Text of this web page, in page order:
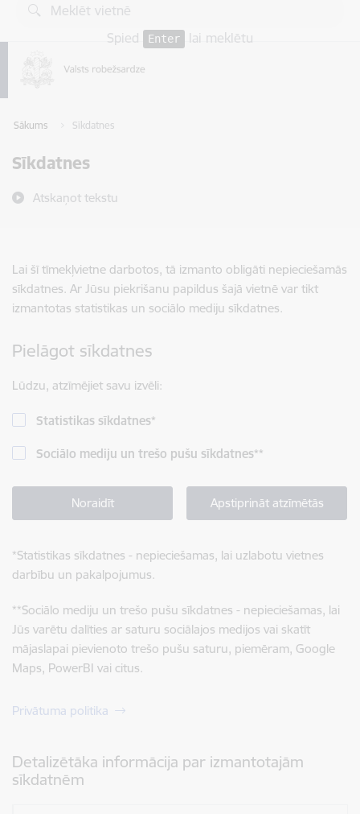
Pāriet uz lapas saturu
Spied
Enter lai meklētu
Sākums Sīkdatnes
Sīkdatnes
Atskaņot tekstu
Lai šī tīmekļvietne darbotos, tā izmanto obligāti nepieciešamās
sīkdatnes. Ar Jūsu piekrišanu papildus šajā vietnē var tikt
izmantotas statistikas un sociālo mediju sīkdatnes.
Pielāgot sīkdatnes
Lūdzu, atzīmējiet savu izvēli:
Statistikas sīkdatnes*
Sociālo mediju un trešo pušu sīkdatnes**
Noraidīt Apstiprināt atzīmētās
*Statistikas sīkdatnes - nepieciešamas, lai uzlabotu vietnes
darbību un pakalpojumus.
**Sociālo mediju un trešo pušu sīkdatnes - nepieciešamas, lai
Jūs varētu dalīties ar saturu sociālajos medijos vai skatīt
mājaslapai pievienoto trešo pušu saturu, piemēram, Google
Maps, PowerBI vai citus.
Privātuma politika
Detalizētāka informācija par izmantotajām
sīkdatnēm